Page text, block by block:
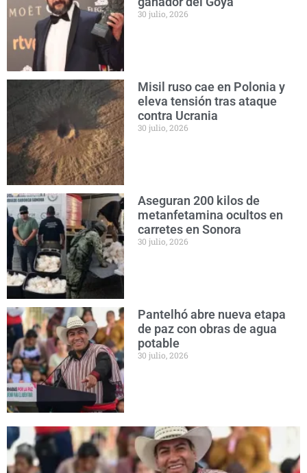
30 julio, 2026
Misil ruso cae en Polonia y
eleva tensión tras ataque
contra Ucrania
30 julio, 2026
Aseguran 200 kilos de
metanfetamina ocultos en
carretes en Sonora
30 julio, 2026
Pantelhó abre nueva etapa
de paz con obras de agua
potable
30 julio, 2026